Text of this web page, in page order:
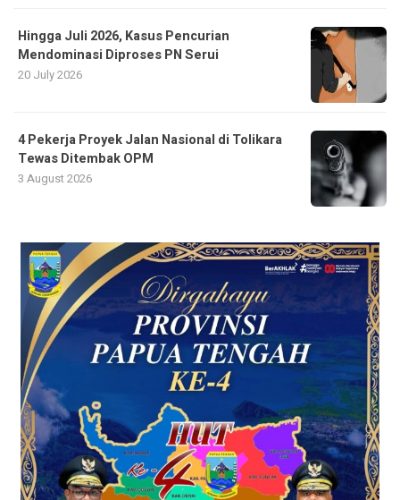
Hingga Juli 2026, Kasus Pencurian
Mendominasi Diproses PN Serui
20 July 2026
4 Pekerja Proyek Jalan Nasional di Tolikara
Tewas Ditembak OPM
3 August 2026